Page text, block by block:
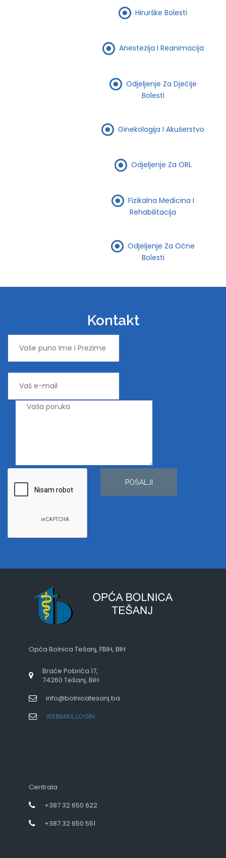
Hirurške Bolesti
Anestezija I Reanimacija
Odjeljenje Za Dječije
Bolesti
Ginekologija I Akušerstvo
Odjeljenje Za ORL
Fizikalna Medicina I
Rehabilitacija
Odjeljenje Za Očne
Bolesti
Kontakt
POŠALJI
Opća Bolnica Tešanj, FBIH, BIH
Braće Pobrića 17,
74260 Tešanj, BiH
info@bolnicatesanj.ba
WEBMAIL LOGIN
Centrala
+387 32 650 622
+387 32 650 551